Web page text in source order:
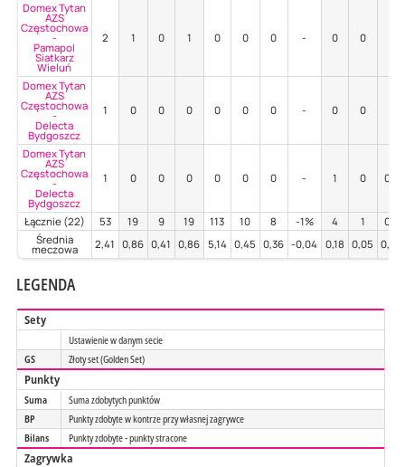
Domex Tytan
AZS
Częstochowa
-
Pamapol
Siatkarz
Wieluń
2 1 0 1 0 0 0 - 0 0
Domex Tytan
AZS
Częstochowa
-
Delecta
Bydgoszcz
1 0 0 0 0 0 0 - 0 0
Domex Tytan
AZS
Częstochowa
-
Delecta
Bydgoszcz
1 0 0 0 0 0 0 - 1 0 0%
Łącznie (22) 53 19 9 19 113 10 8 -1% 4 1
0%
Średnia
meczowa 2,41 0,86 0,41 0,86 5,14 0,45 0,36 -0,04 0,18 0,05 0,00
LEGENDA
Sety
Ustawienie w danym secie
GS
Złoty set (Golden Set)
Punkty
Suma
Suma zdobytych punktów
BP
Punkty zdobyte w kontrze przy własnej zagrywce
Bilans
Punkty zdobyte - punkty stracone
Zagrywka